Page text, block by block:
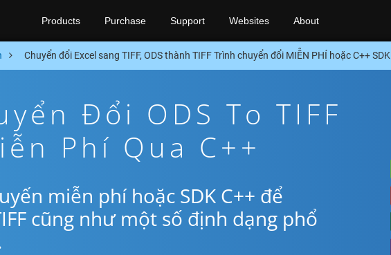
Products Purchase Support Websites About
Chuyển đổi Excel sang TIFF, ODS thành TIFF Trình chuyển đổi MIỄN PHÍ hoặc C++ SDK
Đổi ODS To TIFF
Phí Qua C++
miễn phí hoặc SDK C++ để
cũng như một số định dạng phổ